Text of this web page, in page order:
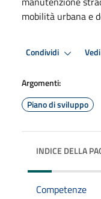
mobilità urbana e
Condividi
Argomenti:
Piano di sviluppo
INDICE DELLA
Competenze